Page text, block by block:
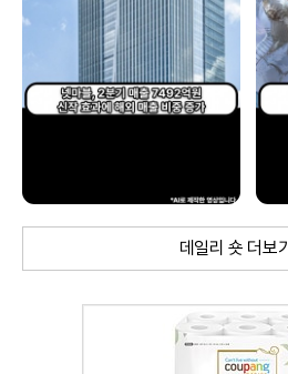
데일리 숏 더보기